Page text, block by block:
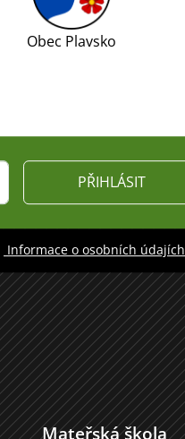
Obec Plavsko
PŘIHLÁSIT
Informace o osobních údajích
Mateřská škola